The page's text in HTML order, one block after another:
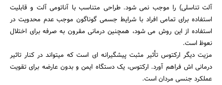
آلت تناسلی) را موجب نمی شود. طراحی متناسب با آناتومی آلت و قابلیت
استفاده برای تمامی افراد با شرایط جسمی گوناگون موجب عدم محدویت در
استفاده از این روش می شود، همچنین درمانی مقرون به صرفه برای اختلال
نعوظ است.
مزیت دیگر ارکتوس تأثیر مثبت پیشگیرانه ای است که میتواند در کنار تاثیر
درمانی اش فراهم آورد. ارکتوس، یک دستگاه ایمن و بدون عارضه برای تقویت
عملکرد جنسی مردان است.